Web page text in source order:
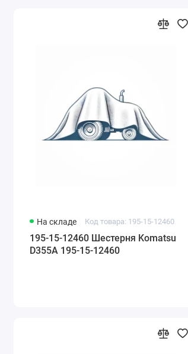
На складе Код товара: 195-15-12460
195-15-12460 Шестерня Komatsu
D355A 195-15-12460